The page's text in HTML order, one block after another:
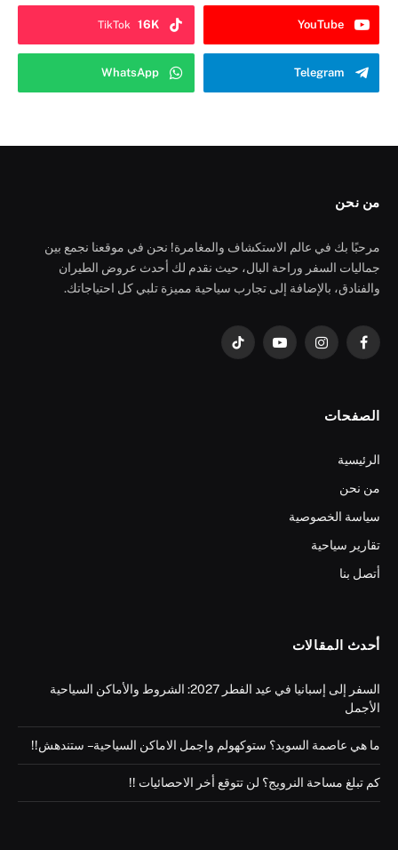
YouTube
TikTok 16K
Telegram
WhatsApp
من نحن
مرحبًا بك في عالم الاستكشاف والمغامرة! نحن في موقعنا نجمع بين
جماليات السفر وراحة البال، حيث نقدم لك أحدث عروض الطيران
والفنادق، بالإضافة إلى تجارب سياحية مميزة تلبي كل احتياجاتك.
فيسبوكالانستغراميوتيوب تيكتوك
الصفحات
الرئيسية
من نحن
سياسة الخصوصية
تقارير سياحية
أتصل بنا
أحدث المقالات
السفر إلى إسبانيا في عيد الفطر 2027: الشروط والأماكن السياحية
الأجمل
ما هي عاصمة السويد؟ ستوكهولم واجمل الاماكن السياحية – ستندهش!!
كم تبلغ مساحة النرويج؟ لن تتوقع أخر الاحصائيات !!